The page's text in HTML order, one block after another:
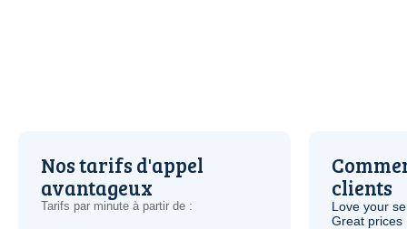
Nos tarifs d'appel
avantageux
Tarifs par minute à partir de :
clients
Love your
Great prices